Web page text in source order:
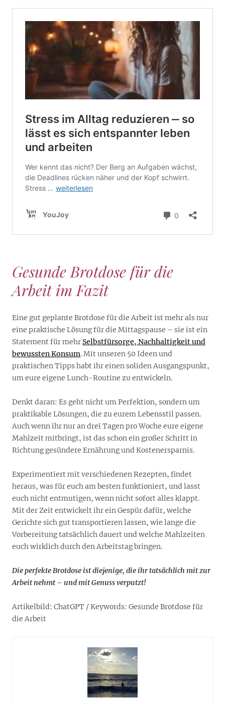
Gesunde Brotdose für die
Arbeit im Fazit
Eine gut geplante Brotdose für die Arbeit ist mehr als nur
eine praktische Lösung für die Mittagspause – sie ist ein
Statement für mehr Selbstfürsorge, Nachhaltigkeit und
bewussten Konsum. Mit unseren 50 Ideen und
praktischen Tipps habt ihr einen soliden Ausgangspunkt,
um eure eigene Lunch-Routine zu entwickeln.
Denkt daran: Es geht nicht um Perfektion, sondern um
praktikable Lösungen, die zu eurem Lebensstil passen.
Auch wenn ihr nur an drei Tagen pro Woche eure eigene
Mahlzeit mitbringt, ist das schon ein großer Schritt in
Richtung gesündere Ernährung und Kostenersparnis.
Experimentiert mit verschiedenen Rezepten, findet
heraus, was für euch am besten funktioniert, und lasst
euch nicht entmutigen, wenn nicht sofort alles klappt.
Mit der Zeit entwickelt ihr ein Gespür dafür, welche
Gerichte sich gut transportieren lassen, wie lange die
Vorbereitung tatsächlich dauert und welche Mahlzeiten
euch wirklich durch den Arbeitstag bringen.
Die perfekte Brotdose ist diejenige, die ihr tatsächlich mit zur
Arbeit nehmt – und mit Genuss verputzt!
Artikelbild: ChatGPT / Keywords: Gesunde Brotdose für
die Arbeit